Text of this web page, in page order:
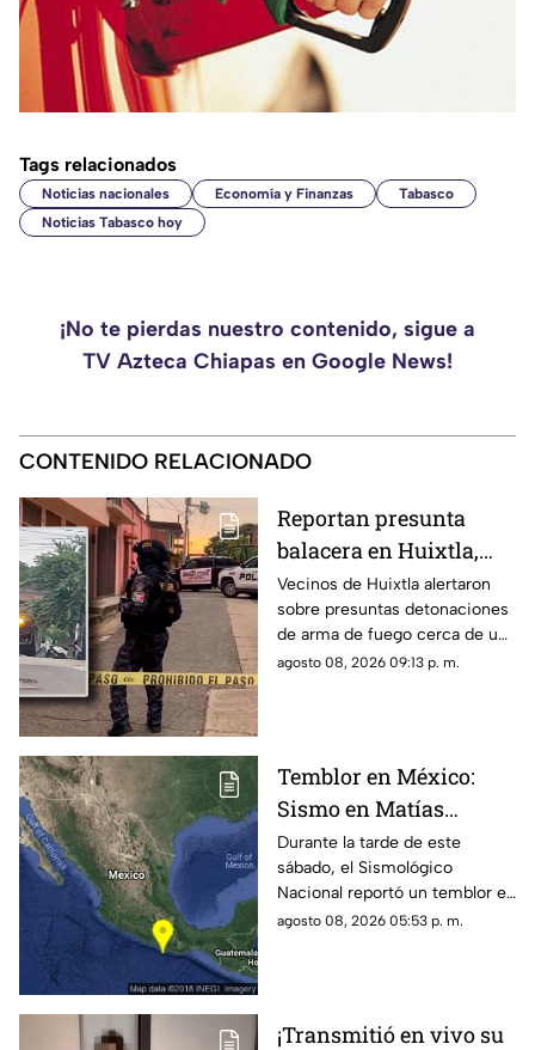
Tags relacionados
Noticias nacionales Economía y Finanzas
Tabasco
Noticias Tabasco hoy
¡No te pierdas nuestro contenido, sigue a
TV Azteca Chiapas en Google News!
CONTENIDO RELACIONADO
Reportan presunta
balacera en Huixtla,
Chiapas: Vecinos
alertan por
detonaciones de fuego
Vecinos de Huixtla alertaron
sobre presuntas detonaciones
de arma de fuego cerca de una
bodega de café. Circulan
agosto 08, 2026 09:13 p. m.
Temblor en México:
Sismo en Matías
Romero, Oaxaca, hoy 8
de agosto de 2026
Durante la tarde de este
sábado, el Sismológico
Nacional reportó un temblor en
México hoy, con epicentro en
agosto 08, 2026 05:53 p. m.
¡Transmitió en vivo su